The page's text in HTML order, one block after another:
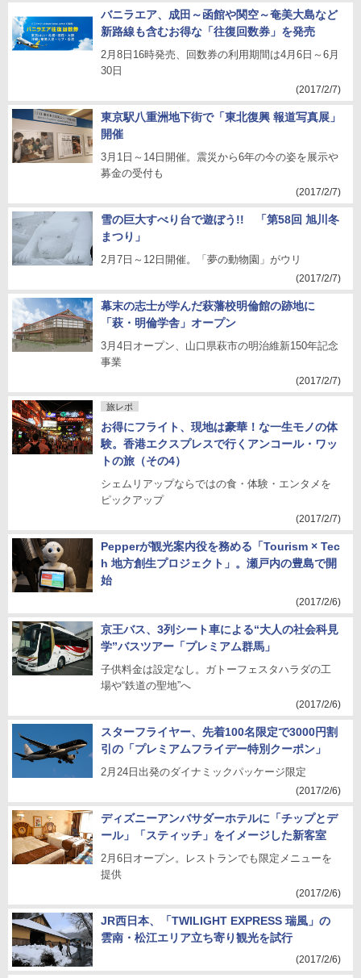
バニラエア、成田～函館や関空～奄美大島など
新路線も含むお得な「往復回数券」を発売
2月8日16時発売、回数券の利用期間は4月6日～6月
30日
(2017/2/7)
東京駅八重洲地下街で「東北復興 報道写真展」
開催
3月1日～14日開催。震災から6年の今の姿を展示や
募金の受付も
(2017/2/7)
雪の巨大すべり台で遊ぼう!! 「第58回 旭川冬
まつり」
2月7日～12日開催。「夢の動物園」がウリ
(2017/2/7)
幕末の志士が学んだ萩藩校明倫館の跡地に
「萩・明倫学舎」オープン
3月4日オープン、山口県萩市の明治維新150年記念
事業
(2017/2/7)
旅レポ
お得にフライト、現地は豪華！な一生モノの体
験。香港エクスプレスで行くアンコール・ワッ
トの旅（その4）
シェムリアップならではの食・体験・エンタメを
ピックアップ
(2017/2/7)
Pepperが観光案内役を務める「Tourism × Tec
h 地方創生プロジェクト」。瀬戸内の豊島で開
始
(2017/2/6)
京王バス、3列シート車による“大人の社会科見
学”バスツアー「プレミアム群馬」
子供料金は設定なし。ガトーフェスタハラダの工
場や“鉄道の聖地”へ
(2017/2/6)
スターフライヤー、先着100名限定で3000円割
引の「プレミアムフライデー特別クーポン」
2月24日出発のダイナミックパッケージ限定
(2017/2/6)
ディズニーアンバサダーホテルに「チップとデ
ール」「スティッチ」をイメージした新客室
2月6日オープン。レストランでも限定メニューを
提供
(2017/2/6)
JR西日本、「TWILIGHT EXPRESS 瑞風」の
雲南・松江エリア立ち寄り観光を試行
(2017/2/6)